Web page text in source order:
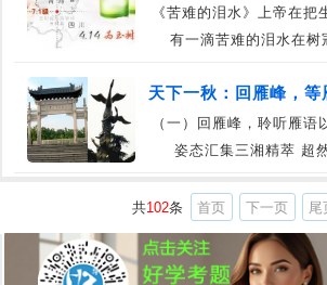
《苦难的泪水》上帝在把
有一滴苦难的泪水在
天下一秋：回雁峰，等
（一）回雁峰，聆听雁语
姿态汇集三湘精萃 超
共102条 首页 下一页 尾